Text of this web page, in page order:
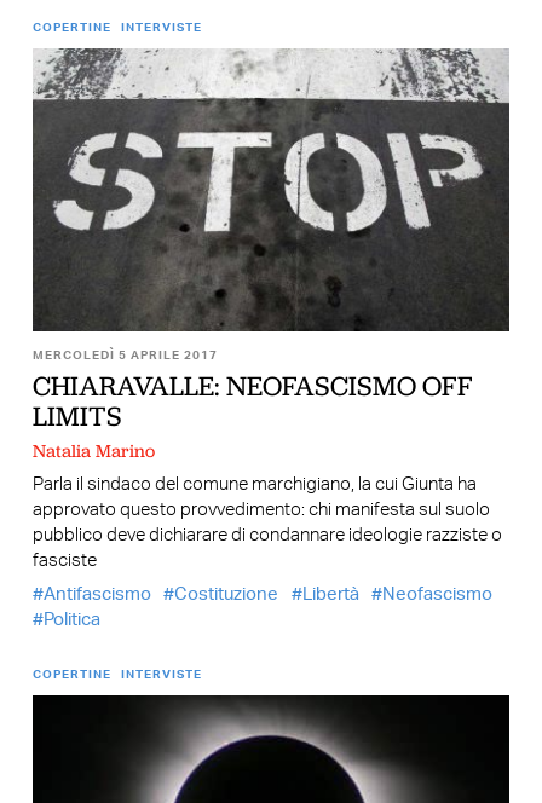
COPERTINE INTERVISTE
MERCOLEDÌ 5 APRILE 2017
CHIARAVALLE: NEOFASCISMO OFF
LIMITS
Natalia Marino
Parla il sindaco del comune marchigiano, la cui Giunta ha
approvato questo provvedimento: chi manifesta sul suolo
pubblico deve dichiarare di condannare ideologie razziste o
fasciste
Antifascismo
Costituzione Libertà
Neofascismo
Politica
COPERTINE INTERVISTE